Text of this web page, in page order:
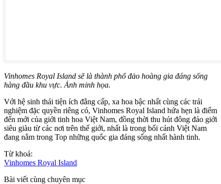
Vinhomes Royal Island sẽ là thành phố đảo hoàng gia đáng sống
hàng đầu khu vực. Ảnh minh họa.
Với hệ sinh thái tiện ích đẳng cấp, xa hoa bậc nhất cùng các trải
nghiệm đặc quyền riêng có, Vinhomes Royal Island hứa hẹn là điểm
đến mới của giới tinh hoa Việt Nam, đồng thời thu hút đông đảo giới
siêu giàu từ các nơi trên thế giới, nhất là trong bối cảnh Việt Nam
đang nằm trong Top những quốc gia đáng sống nhất hành tinh.
Từ khoá:
Vinhomes Royal Island
Bài viết cùng chuyên mục